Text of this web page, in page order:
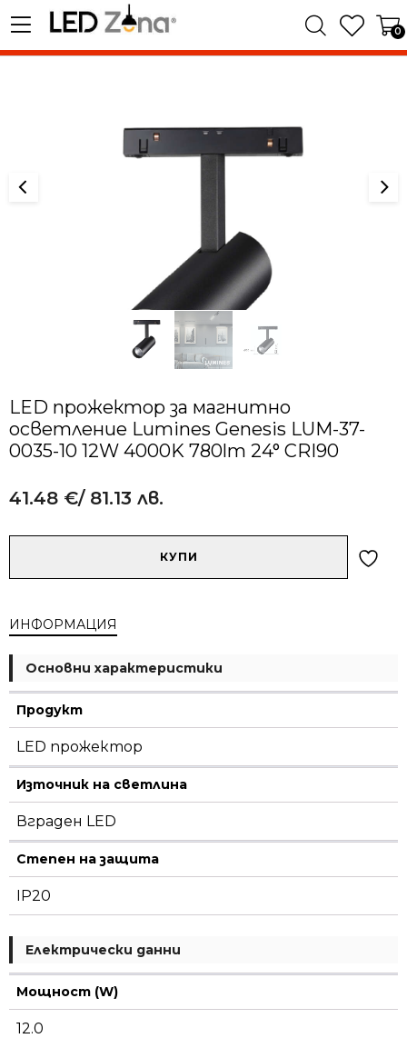
0
LED прожектор за магнитно
осветление Lumines Genesis LUM-37-
0035-10 12W 4000K 780lm 24° CRI90
41.48 €/ 81.13 лв.
за
осветление
Lumines
Genesis
37-
10
12W
4000K
780lm
24°
CRI90
КУПИ
ИНФОРМАЦИЯ
Основни характеристики
Продукт
LED прожектор
Източник на светлина
Вграден LED
Степен на защита
IP20
Електрически данни
Мощност (W)
12.0